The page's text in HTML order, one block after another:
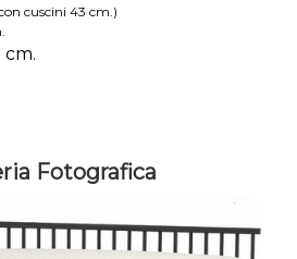
cuscini 43 cm.)
Fotografica